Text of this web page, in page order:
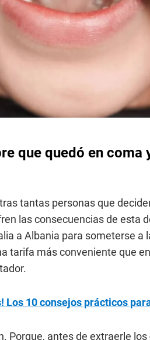
que quedó en coma
tantas personas que
las consecuencias de esta
a Albania para someterse a
tarifa más conveniente que
Los 10 consejos prácticos
Porque, antes de extraerle los